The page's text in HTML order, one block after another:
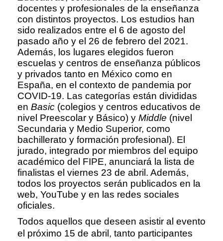
docentes y profesionales de la enseñanza
con distintos proyectos. Los estudios han
sido realizados entre el 6 de agosto del
pasado año y el 26 de febrero del 2021.
Además, los lugares elegidos fueron
escuelas y centros de enseñanza públicos
y privados tanto en México como en
España, en el contexto de pandemia por
COVID-19. Las categorías están divididas
en Basic (colegios y centros educativos de
nivel Preescolar y Básico) y Middle (nivel
Secundaria y Medio Superior, como
bachillerato y formación profesional). El
jurado, integrado por miembros del equipo
académico del FIPE, anunciará la lista de
finalistas el viernes 23 de abril. Además,
todos los proyectos serán publicados en la
web, YouTube y en las redes sociales
oficiales.
Todos aquellos que deseen asistir al evento
el próximo 15 de abril, tanto participantes